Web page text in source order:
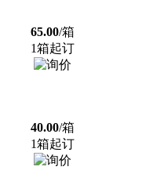
65.00/箱
1箱起订
40.00/箱
1箱起订